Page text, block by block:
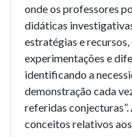
onde os professores
didáticas
estratégias e
experimentações e
identificando a
demonstração cada
referidas
conceitos relativos